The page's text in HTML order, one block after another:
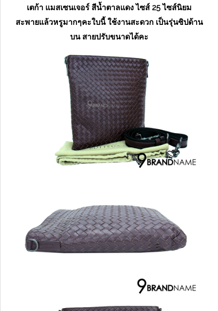
เตก้า แมสเซนเจอร์ สีน้ำตาลแดง ไซส์ 25 ไซส์นิยม
สะพายแล้วหรูมากๆคะใบนี้ ใช้งานสะดวก เป็นรุ่นซิปด้าน
บน สายปรับขนาดได้คะ